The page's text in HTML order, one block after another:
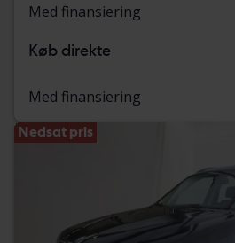
Med finansiering
Køb direkte
Med finansiering
Nedsat pris